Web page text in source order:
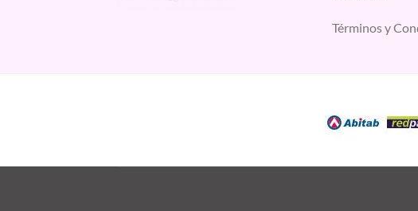
Términos y